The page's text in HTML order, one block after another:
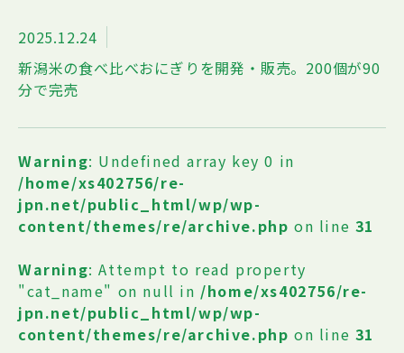
2025.12.24
新潟米の食べ比べおにぎりを開発・販売。200個が90
分で完売
Warning: Undefined array key 0 in
/home/xs402756/re-
jpn.net/public_html/wp/wp-
content/themes/re/archive.php on line 31
Warning: Attempt to read property
"cat_name" on null in /home/xs402756/re-
jpn.net/public_html/wp/wp-
content/themes/re/archive.php on line 31